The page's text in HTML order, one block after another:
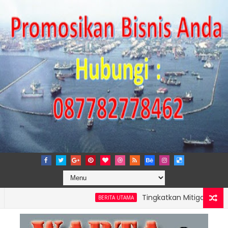
BERITA UTAMA
Tingkatkan Mitigasi Risiko,
PERKUAT KAPASITAS TPK NILAM MELALUI PENAMBAHAN E-RTG